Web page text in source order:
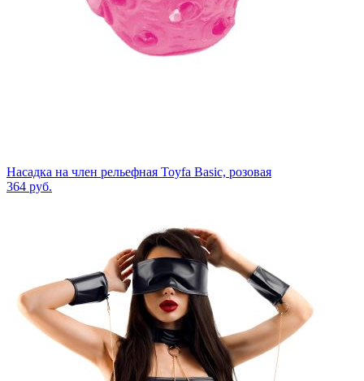
Насадка на член рельефная Toyfa Basic, розовая
364 руб.